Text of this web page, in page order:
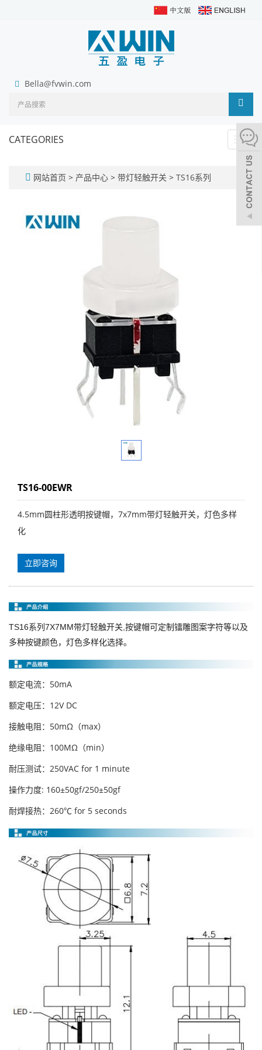
Bella@fvwin.com
CATEGORIES
网站首页 > 产品中心 > 带灯轻触开关 > TS16系列
TS16-00EWR
4.5mm圆柱形透明按键帽，7x7mm带灯轻触开关，灯色多样
化
立即咨询
TS16系列 7X7MM带灯轻触开关, 按键帽可定制镭雕图案字符等以及
多种按键颜色，灯色多样化选择。
额定电流：50mA
额定电压：12V DC
接触电阻：50mΩ（max）
绝缘电阻：100MΩ（min）
耐压测试：250VAC for 1 minute
操作力度: 160±50gf/250±50gf
耐焊接热：260℃ for 5 seconds